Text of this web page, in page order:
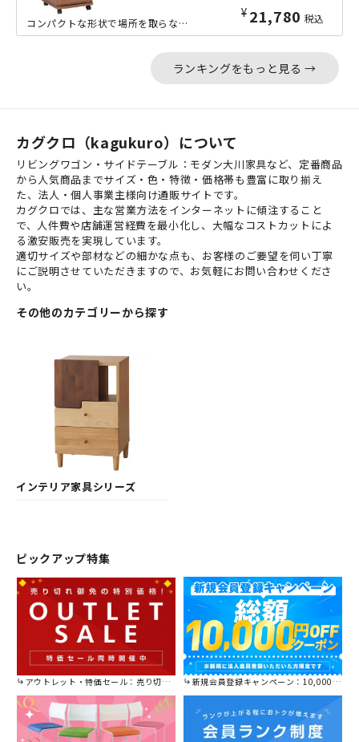
¥ 21,780 税込
コンパクトな形状で場所を取らない、便利なコンセント付き木製リビングワゴンの横幅4...
ランキングをもっと見る →
カグクロ（kagukuro）について
リビングワゴン・サイドテーブル：モダン大川家具など、定番商品
から人気商品までサイズ・色・特徴・価格帯も豊富に取り揃え
た、法人・個人事業主様向け通販サイトです。
カグクロでは、主な営業方法をインターネットに傾注すること
で、人件費や店舗運営経費を最小化し、大幅なコストカットによ
る激安販売を実現しています。
適切サイズや部材などの細かな点も、お客様のご要望を伺い丁寧
にご説明させていただきますので、お気軽にお問い合わせくださ
い。
その他のカテゴリーから探す
インテリア家具シリーズ
ピックアップ特集
アウトレット・特価セール：売り切れ御免の特別価格！ 新規会員登録キャンペーン：10,000円OFFクーポン進呈中！